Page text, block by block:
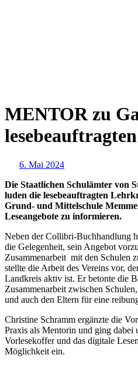
MENTOR zu
6. Mai 2024
Die Staatlichen Schulämter von
luden die lesebeauftragten
Grund- und Mittelschule
Leseangebote zu informieren.
Neben der Collibri-Buchhandlung
die Gelegenheit, sein Angebot
Zusammenarbeit mit den Schulen
stellte die Arbeit des Vereins vor,
Landkreis aktiv ist. Er betonte die
Zusammenarbeit zwischen
und auch den Eltern für eine
Christine Schramm ergänzte die
Praxis als Mentorin und ging dabei
Vorlesekoffer und das digitale
Möglichkeit ein.